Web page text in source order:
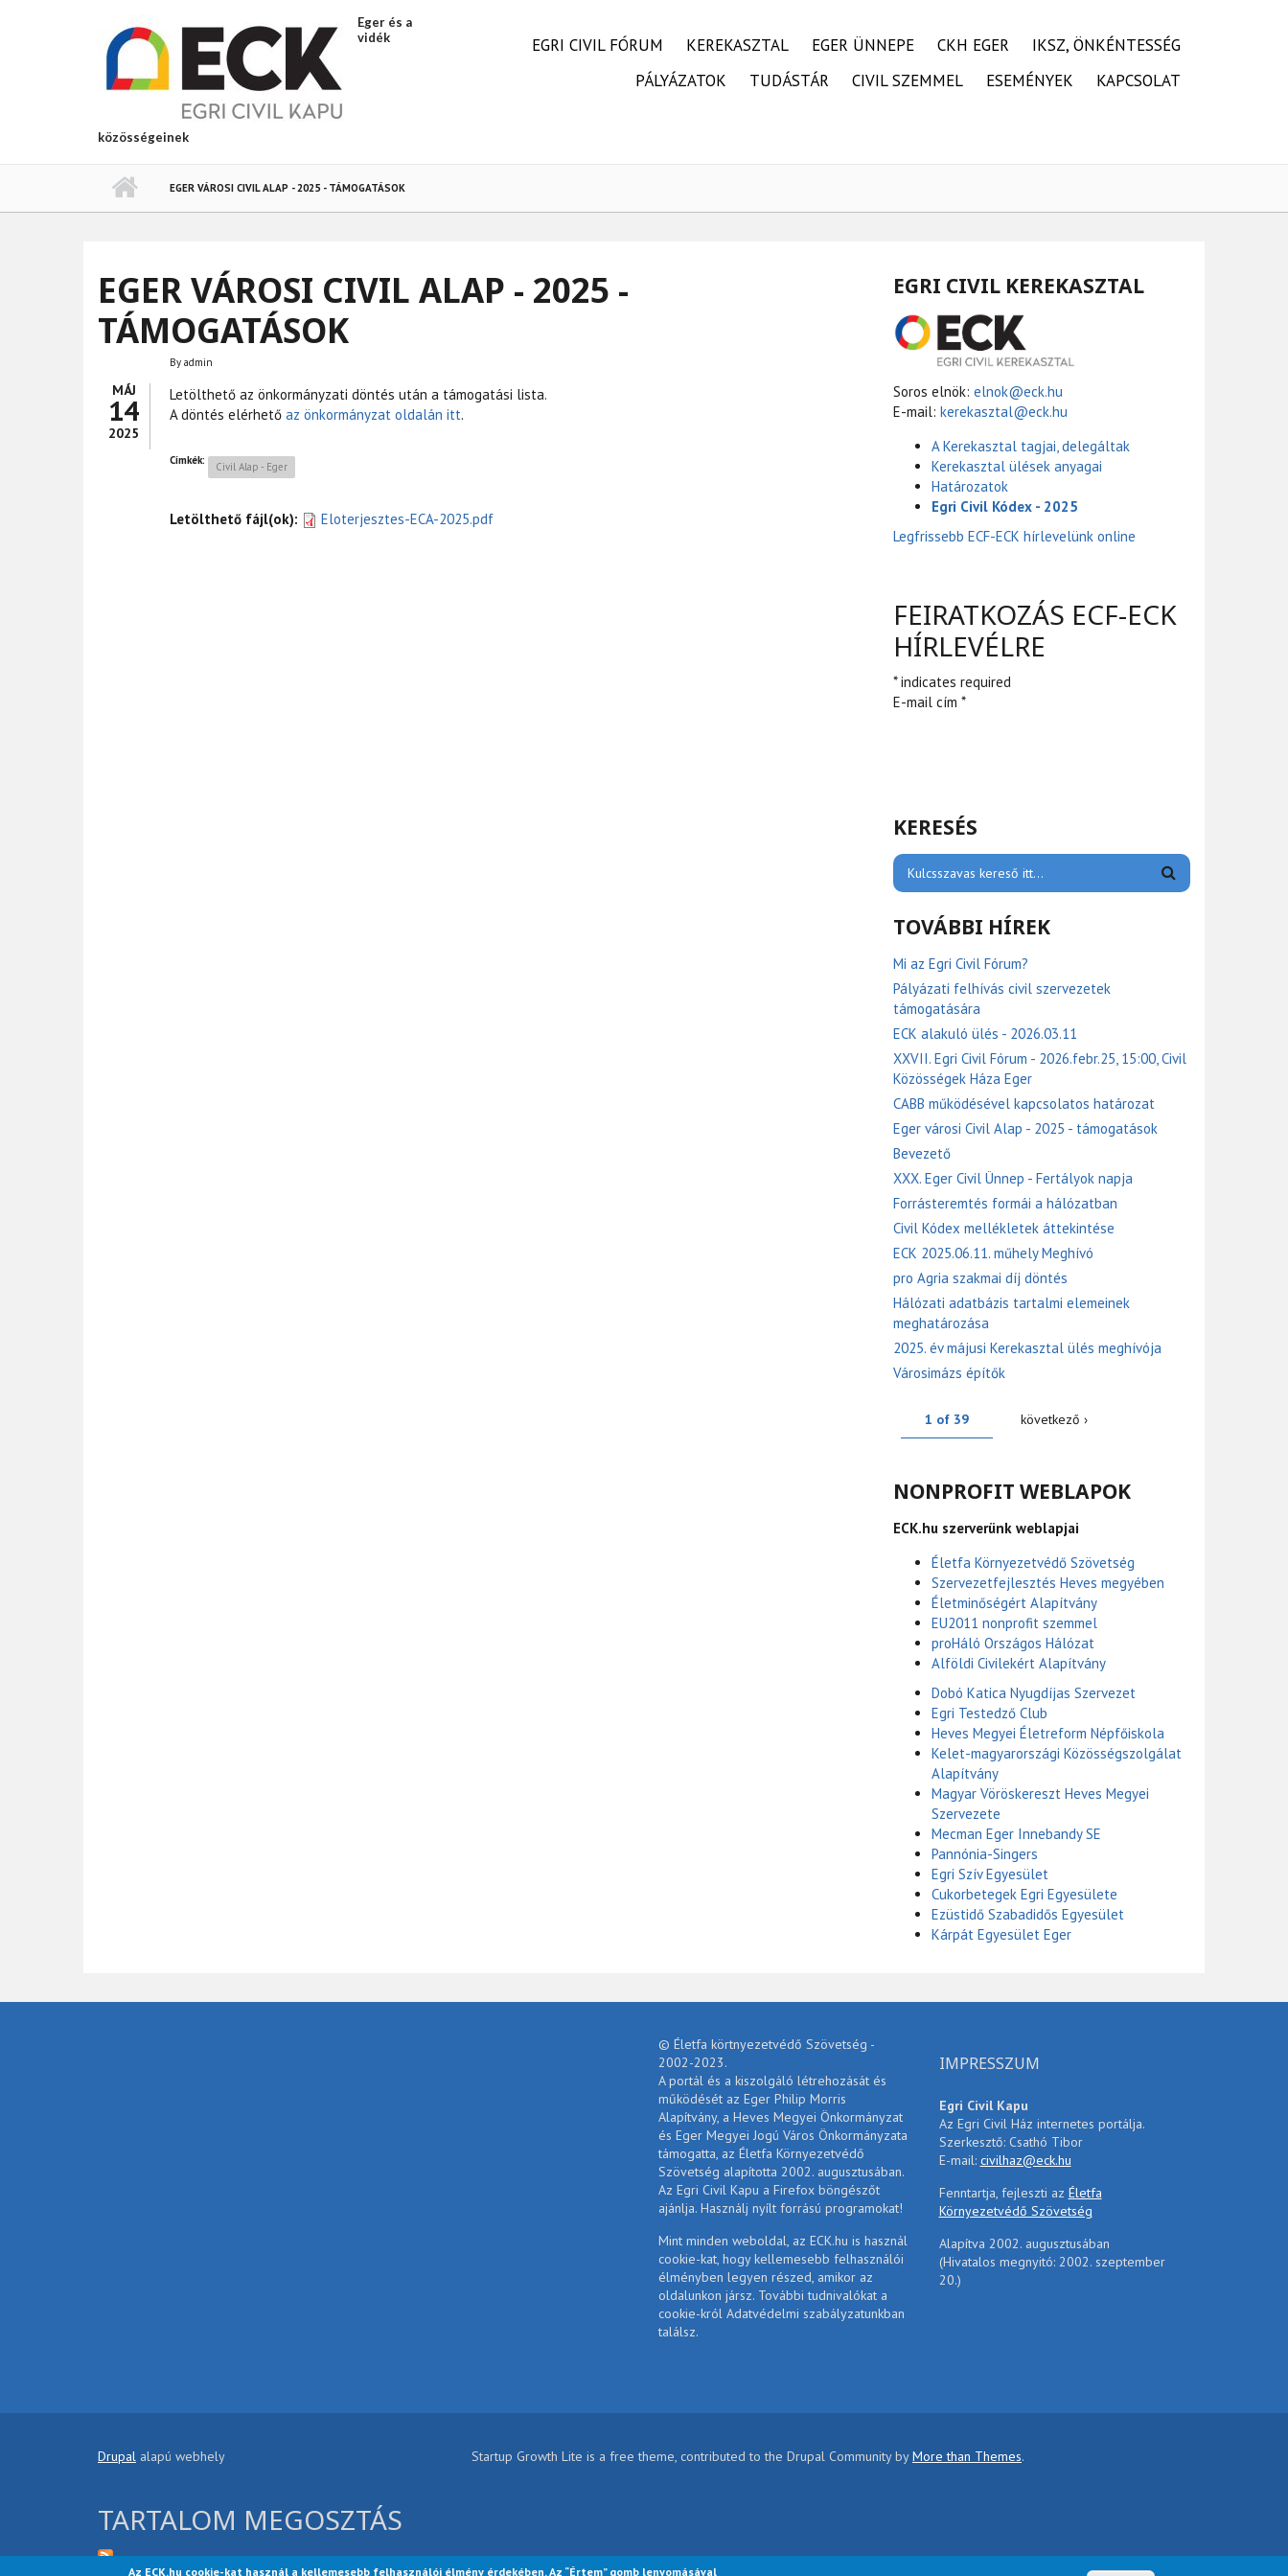
Az ECK.hu cookie-kat használ a kellemesebb felhasználói élmény érdekében. Az “Értem” gomb lenyomásával
Eger és a
vidék
közösségeinek
FŐMENÜ
EGRI CIVIL FÓRUM KEREKASZTAL EGER ÜNNEPE CKH EGER
IKSZ, ÖNKÉNTESSÉG
PÁLYÁZATOK
TUDÁSTÁR CIVIL SZEMMEL ESEMÉNYEK KAPCSOLAT
EGER VÁROSI CIVIL ALAP - 2025 - TÁMOGATÁSOK
EGER VÁROSI CIVIL ALAP - 2025 -
TÁMOGATÁSOK
MÁJ
14
2025
By admin
Letölthető az önkormányzati döntés után a támogatási lista.
A döntés elérhető az önkormányzat oldalán itt.
Címkék: Civil Alap - Eger
Letölthető fájl(ok): Eloterjesztes-ECA-2025.pdf
EGRI CIVIL KEREKASZTAL
Soros elnök: elnok@eck.hu
E-mail: kerekasztal@eck.hu
A Kerekasztal tagjai, delegáltak
Kerekasztal ülések anyagai
Határozatok
Egri Civil Kódex - 2025
Legfrissebb ECF-ECK hírlevelünk online
FEIRATKOZÁS ECF-ECK
HÍRLEVÉLRE
* indicates required
E-mail cím *
KERESÉS
TOVÁBBI HÍREK
Mi az Egri Civil Fórum?
Pályázati felhívás civil szervezetek
támogatására
ECK alakuló ülés - 2026.03.11
XXVII. Egri Civil Fórum - 2026.febr.25, 15:00, Civil
Közösségek Háza Eger
CABB működésével kapcsolatos határozat
Eger városi Civil Alap - 2025 - támogatások
Bevezető
XXX. Eger Civil Ünnep - Fertályok napja
Forrásteremtés formái a hálózatban
Civil Kódex mellékletek áttekintése
ECK 2025.06.11. műhely Meghívó
pro Agria szakmai díj döntés
Hálózati adatbázis tartalmi elemeinek
meghatározása
2025. év májusi Kerekasztal ülés meghívója
Városimázs építők
1 of 39 következő ›
NONPROFIT WEBLAPOK
ECK.hu szerverünk weblapjai
Életfa Környezetvédő Szövetség
Szervezetfejlesztés Heves megyében
Életminőségért Alapítvány
EU2011 nonprofit szemmel
proHáló Országos Hálózat
Alföldi Civilekért Alapítvány
Dobó Katica Nyugdíjas Szervezet
Egri Testedző Club
Heves Megyei Életreform Népfőiskola
Kelet-magyarországi Közösségszolgálat
Alapítvány
Magyar Vöröskereszt Heves Megyei
Szervezete
Mecman Eger Innebandy SE
Pannónia-Singers
Egri Szív Egyesület
Cukorbetegek Egri Egyesülete
Ezüstidő Szabadidős Egyesület
Kárpát Egyesület Eger
© Életfa körtnyezetvédő Szövetség -
2002-2023.
A portál és a kiszolgáló létrehozását és
működését az Eger Philip Morris
Alapítvány, a Heves Megyei Önkormányzat
és Eger Megyei Jogú Város Önkormányzata
támogatta, az Életfa Környezetvédő
Szövetség alapította 2002. augusztusában.
Az Egri Civil Kapu a Firefox böngészőt
ajánlja. Használj nyílt forrású programokat!
Mint minden weboldal, az ECK.hu is használ
cookie-kat, hogy kellemesebb felhasználói
élményben legyen részed, amikor az
oldalunkon jársz. További tudnivalókat a
cookie-król Adatvédelmi szabályzatunkban
találsz.
IMPRESSZUM
Egri Civil Kapu
Az Egri Civil Ház internetes portálja.
Szerkesztő: Csathó Tibor
E-mail: civilhaz@eck.hu
Fenntartja, fejleszti az Életfa
Környezetvédő Szövetség
Alapítva 2002. augusztusában
(Hivatalos megnyitó: 2002. szeptember
20.)
Drupal alapú webhely
TARTALOM MEGOSZTÁS
Startup Growth Lite is a free theme, contributed to the Drupal Community byMore than Themes.